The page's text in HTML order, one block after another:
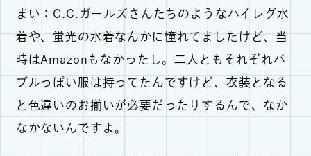
まい：C.C.ガールズさんたちのようなハイレグ水
着や、蛍光の水着なんかに憧れてましたけど、当
時はAmazonもなかったし。二人ともそれぞれバ
ブルっぽい服は持ってたんですけど、衣装となる
と色違いのお揃いが必要だったりするんで、なか
なかないんですよ。